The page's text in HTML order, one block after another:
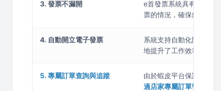
3. 發票不漏開
e首發票系統具有自動稽
票的情況，確保銷售記
4. 自動開立電子發票
系統支持自動化開立電
地提升了工作效率，並
5. 專屬訂單查詢與追蹤
由於蝦皮平台保護消費
過店家專屬訂單號碼查